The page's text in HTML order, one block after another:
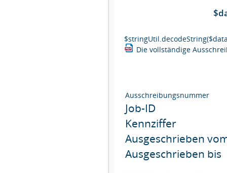
Die vollständige
Ausschreibungsnummer
Job-ID
Kennziffer
Ausgeschrieben
Ausgeschrieben bis